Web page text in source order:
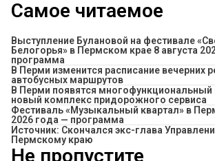
Самое читаемое
Выступление Булановой на фестивале
Белогорья» в Пермском крае 8 августа
программа
​В Перми изменится расписание вечерних
автобусных маршрутов
В Перми появятся многофункциональный
новый комплекс придорожного сервиса
Фестиваль «Музыкальный квартал» в
2026 года — программа
Источник: Скончался экс-глава
Пермскому краю
Не пропустите